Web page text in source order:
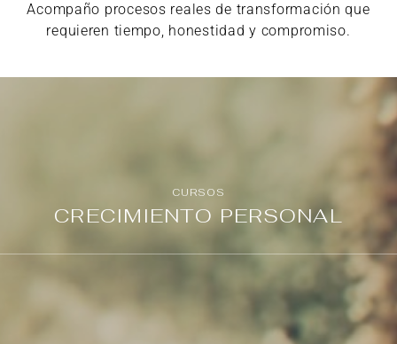
Acompaño procesos reales de transformación que
requieren tiempo, honestidad y compromiso.
CURSOS
CRECIMIENTO PERSONAL